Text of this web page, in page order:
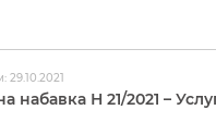
29.10.2021
набавка Н 21/2021 –